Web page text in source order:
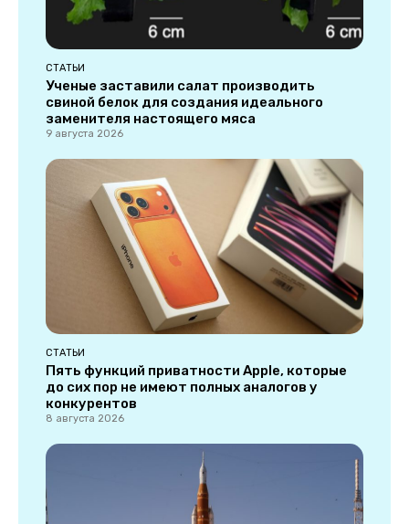
СТАТЬИ
Ученые заставили салат производить
свиной белок для создания идеального
заменителя настоящего мяса
9 августа 2026
СТАТЬИ
Пять функций приватности Apple, которые
до сих пор не имеют полных аналогов у
конкурентов
8 августа 2026